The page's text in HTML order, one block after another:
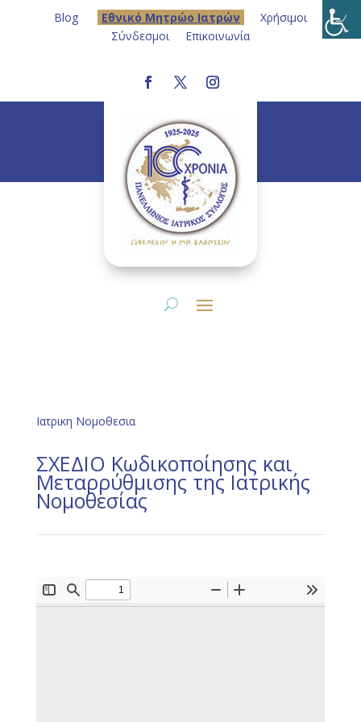
Blog Eθνικό Μητρώο Ιατρών
Χρήσιμοι
Σύνδεσμοι
Επικοινωνία
Ιατρικη Νομοθεσια
ΣΧΕΔΙΟ Κωδικοποίησης και
Μεταρρύθμισης της Ιατρικής
Νομοθεσίας